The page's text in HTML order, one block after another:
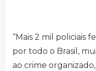
“Mais 2 mil policiais
por todo o Brasil,
ao crime